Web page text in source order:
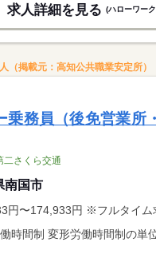
求人詳細を見る (ハローワー
（掲載元：高知公共職業安定所）
乗務員（後免営業所
さくら交通
南国市
円 ※フルタイム求人の場合は月額（換算額）、パート求人の